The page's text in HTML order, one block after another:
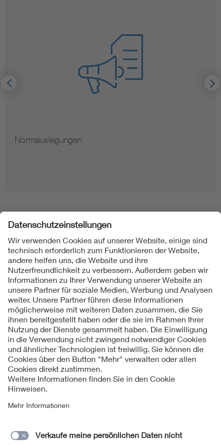
Hinweise zur Vervielfältigung von Normen
Folgen Sie uns
Kontakt
Impressum
Datenschutzinformationen
Cookie Hinweise
Compliance
Jahresarchiv